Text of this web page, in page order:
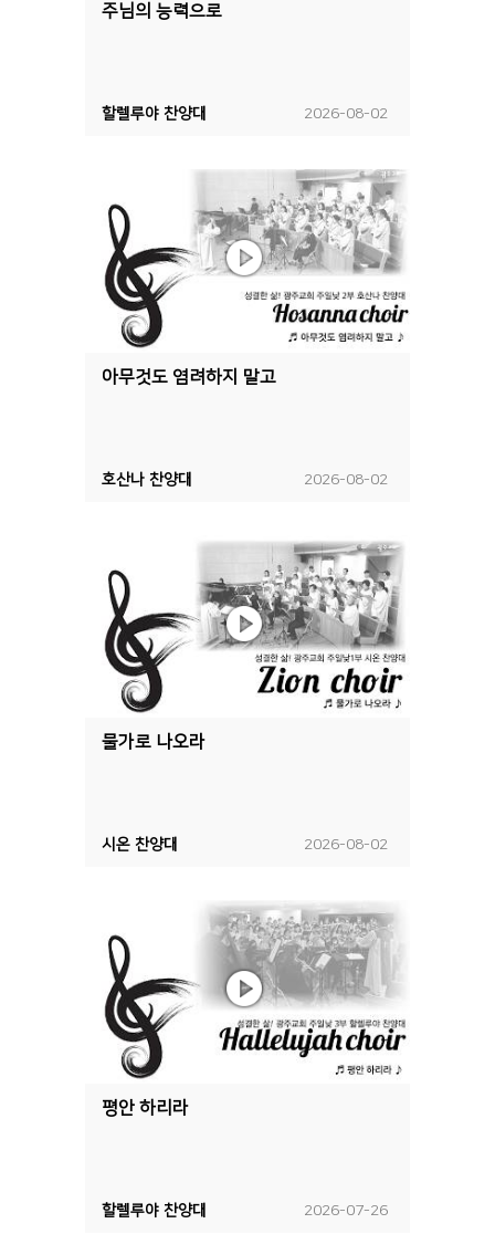
주님의 능력으로
2026-08-02
할렐루야 찬양대
아무것도 염려하지 말고
2026-08-02
호산나 찬양대
물가로 나오라
2026-08-02
시온 찬양대
평안 하리라
2026-07-26
할렐루야 찬양대